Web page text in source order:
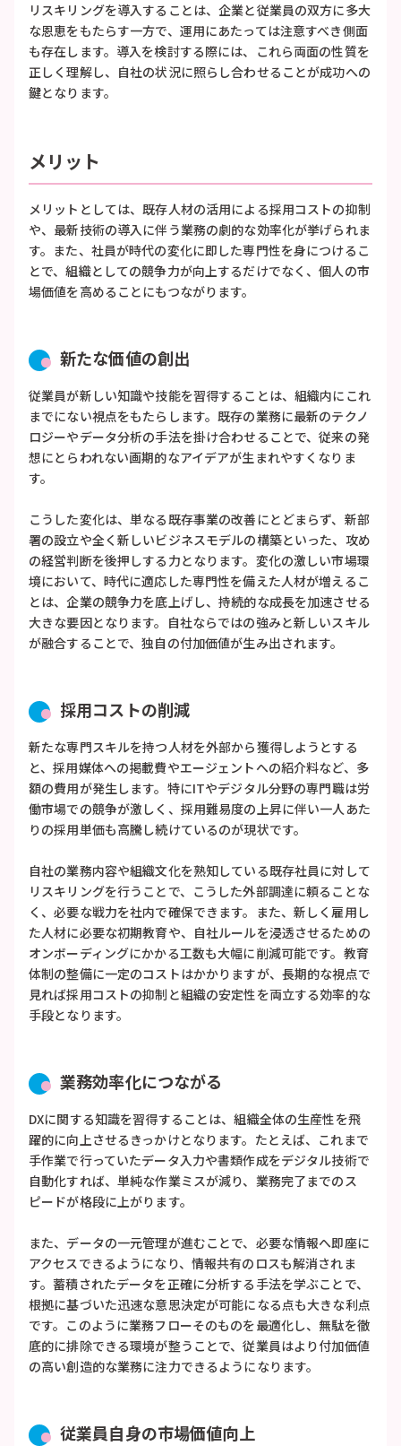
リスキリングを導入することは、企業と従業員の双方に多大
な恩恵をもたらす一方で、運用にあたっては注意すべき側面
も存在します。導入を検討する際には、これら両面の性質を
正しく理解し、自社の状況に照らし合わせることが成功への
鍵となります。
メリット
メリットとしては、既存人材の活用による採用コストの抑制
や、最新技術の導入に伴う業務の劇的な効率化が挙げられま
す。また、社員が時代の変化に即した専門性を身につけるこ
とで、組織としての競争力が向上するだけでなく、個人の市
場価値を高めることにもつながります。
新たな価値の創出
従業員が新しい知識や技能を習得することは、組織内にこれ
までにない視点をもたらします。既存の業務に最新のテクノ
ロジーやデータ分析の手法を掛け合わせることで、従来の発
想にとらわれない画期的なアイデアが生まれやすくなりま
す。
こうした変化は、単なる既存事業の改善にとどまらず、新部
署の設立や全く新しいビジネスモデルの構築といった、攻め
の経営判断を後押しする力となります。変化の激しい市場環
境において、時代に適応した専門性を備えた人材が増えるこ
とは、企業の競争力を底上げし、持続的な成長を加速させる
大きな要因となります。自社ならではの強みと新しいスキル
が融合することで、独自の付加価値が生み出されます。
採用コストの削減
新たな専門スキルを持つ人材を外部から獲得しようとする
と、採用媒体への掲載費やエージェントへの紹介料など、多
額の費用が発生します。特にITやデジタル分野の専門職は労
働市場での競争が激しく、採用難易度の上昇に伴い一人あた
りの採用単価も高騰し続けているのが現状です。
自社の業務内容や組織文化を熟知している既存社員に対して
リスキリングを行うことで、こうした外部調達に頼ることな
く、必要な戦力を社内で確保できます。また、新しく雇用し
た人材に必要な初期教育や、自社ルールを浸透させるための
オンボーディングにかかる工数も大幅に削減可能です。教育
体制の整備に一定のコストはかかりますが、長期的な視点で
見れば採用コストの抑制と組織の安定性を両立する効率的な
手段となります。
業務効率化につながる
DXに関する知識を習得することは、組織全体の生産性を飛
躍的に向上させるきっかけとなります。たとえば、これまで
手作業で行っていたデータ入力や書類作成をデジタル技術で
自動化すれば、単純な作業ミスが減り、業務完了までのス
ピードが格段に上がります。
また、データの一元管理が進むことで、必要な情報へ即座に
アクセスできるようになり、情報共有のロスも解消されま
す。蓄積されたデータを正確に分析する手法を学ぶことで、
根拠に基づいた迅速な意思決定が可能になる点も大きな利点
です。このように業務フローそのものを最適化し、無駄を徹
底的に排除できる環境が整うことで、従業員はより付加価値
の高い創造的な業務に注力できるようになります。
従業員自身の市場価値向上